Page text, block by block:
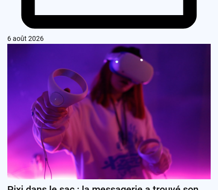
6 août 2026